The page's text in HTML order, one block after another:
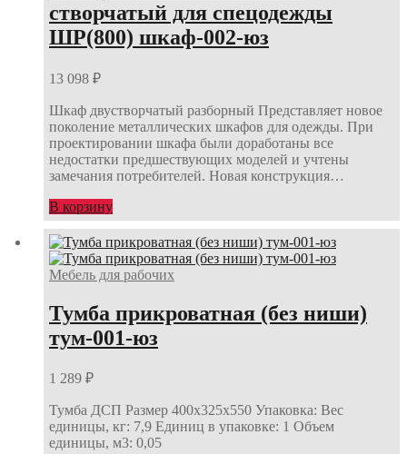
створчатый для спецодежды
ШР(800) шкаф-002-юз
13 098 ₽
Шкаф двустворчатый разборный Представляет новое
поколение металлических шкафов для одежды. При
проектировании шкафа были доработаны все
недостатки предшествующих моделей и учтены
замечания потребителей. Новая конструкция…
В корзину
Мебель для рабочих
Тумба прикроватная (без ниши)
тум-001-юз
1 289 ₽
Тумба ДСП Размер 400х325х550 Упаковка: Вес
единицы, кг: 7,9 Единиц в упаковке: 1 Объем
единицы, м3: 0,05